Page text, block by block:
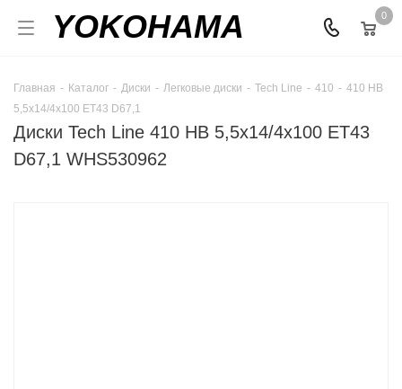
YOKOHAMA 0
Главная - Каталог - Диски - Легковые диски - Tech Line - 410 - 410 HB
5,5x14/4x100 ET43 D67,1
Диски Tech Line 410 HB 5,5x14/4x100 ET43
D67,1 WHS530962